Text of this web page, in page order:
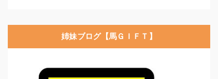
姉妹ブログ【馬ＧＩＦＴ】